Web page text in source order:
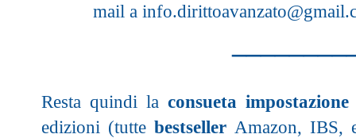
mail a
Resta quindi la consueta
edizioni (tuttebestseller Amazon, IBS,